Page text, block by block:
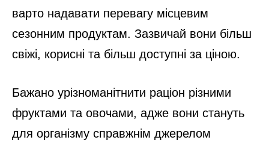
варто надавати перевагу місцевим
сезонним продуктам. Зазвичай вони більш
свіжі, корисні та більш доступні за ціною.
Бажано урізноманітнити раціон різними
фруктами та овочами, адже вони стануть
для організму справжнім джерелом